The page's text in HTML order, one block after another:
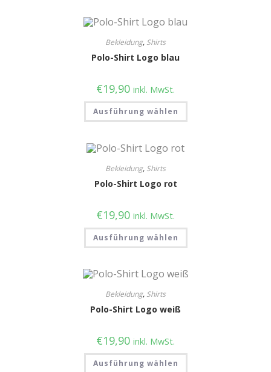
Bekleidung, Shirts
Polo-Shirt Logo blau
€19,90 inkl. MwSt.
Ausführung wählen
Bekleidung, Shirts
Polo-Shirt Logo rot
€19,90 inkl. MwSt.
Ausführung wählen
Bekleidung, Shirts
Polo-Shirt Logo weiß
€19,90 inkl. MwSt.
Ausführung wählen